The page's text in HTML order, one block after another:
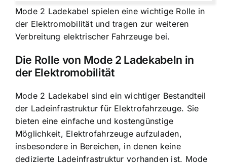
Mode 2 Ladekabel spielen eine wichtige Rolle in
der Elektromobilitätund tragen zur weiteren
Verbreitung elektrischer Fahrzeuge bei.
Die Rolle von Mode 2 Ladekabeln in
der Elektromobilität
Mode 2 Ladekabel sind ein wichtiger Bestandteil
der Ladeinfrastruktur für Elektrofahrzeuge. Sie
bieten eine einfache und kostengünstige
Möglichkeit, Elektrofahrzeuge aufzuladen,
insbesondere in Bereichen, in denen keine
dedizierte Ladeinfrastruktur vorhanden ist. Mode